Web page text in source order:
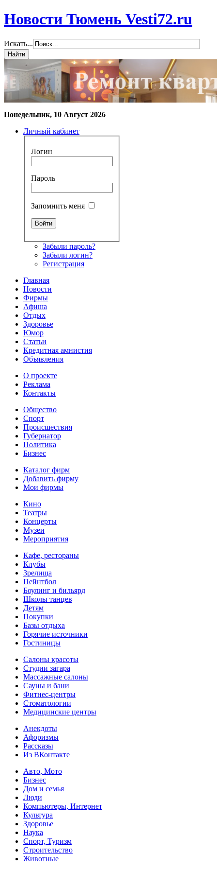
Новости Тюмень Vesti72.ru
Искать...
Понедельник, 10 Август 2026
Личный кабинет
Логин
Пароль
Запомнить меня
Забыли пароль?
Забыли логин?
Регистрация
Главная
Новости
Фирмы
Афиша
Отдых
Здоровье
Юмор
Статьи
Кредитная амнистия
Объявления
О проекте
Реклама
Контакты
Общество
Спорт
Происшествия
Губернатор
Политика
Бизнес
Каталог фирм
Добавить фирму
Мои фирмы
Кино
Театры
Концерты
Музеи
Мероприятия
Кафе, рестораны
Клубы
Зрелища
Пейнтбол
Боулинг и бильярд
Школы танцев
Детям
Покупки
Базы отдыха
Горячие источники
Гостиницы
Салоны красоты
Студии загара
Массажные салоны
Сауны и бани
Фитнес-центры
Стоматологии
Медицинские центры
Анекдоты
Афоризмы
Рассказы
Из ВКонтакте
Авто, Мото
Бизнес
Дом и семья
Люди
Компьютеры, Интернет
Культура
Здоровье
Наука
Спорт, Туризм
Строительство
Животные